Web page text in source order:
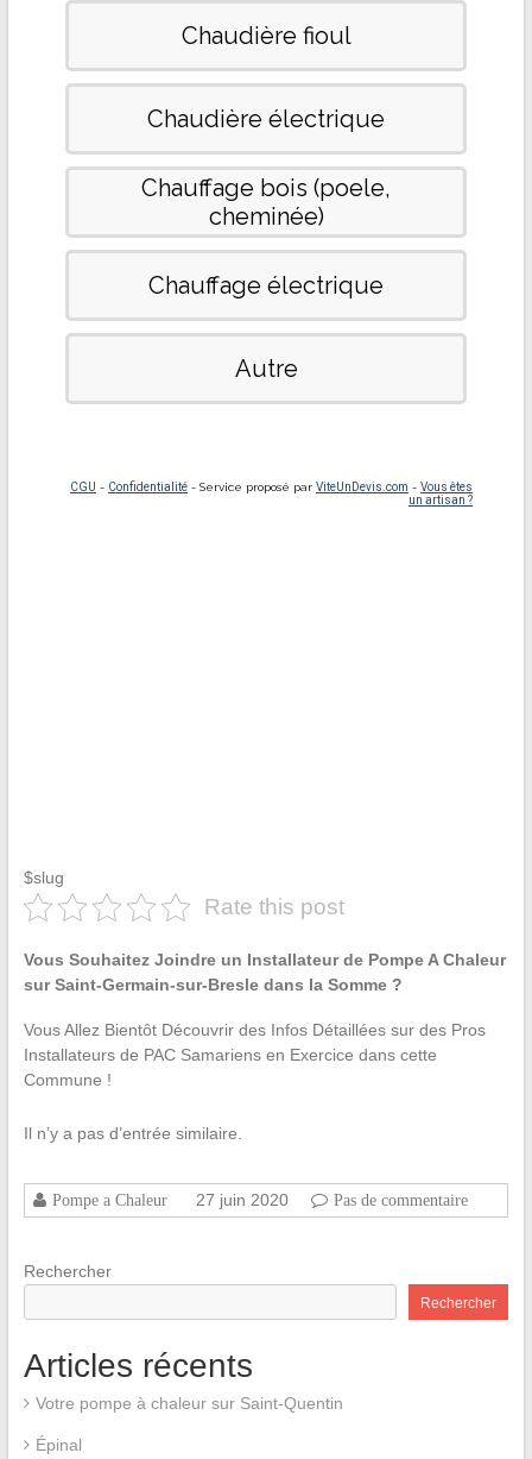
$slug
Rate this post
Vous Souhaitez Joindre un Installateur de Pompe A Chaleur
sur Saint-Germain-sur-Bresle dans la Somme ?
Vous Allez Bientôt Découvrir des Infos Détaillées sur des Pros
Installateurs de PAC Samariens en Exercice dans cette
Commune !
Il n’y a pas d’entrée similaire.
Pompe a Chaleur 27 juin 2020 Pas de commentaire
Rechercher
Rechercher
Articles récents
Votre pompe à chaleur sur Saint-Quentin
Épinal